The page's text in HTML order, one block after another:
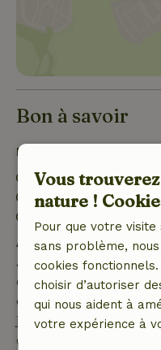
Bon à savoir
Détails du séjour
Arrivée: 15:00- 22:00
Départ: 10:00- 11:00
Annulation gratuite
Annulation gratuite
confirmation de ta
demande de
jours avant la date de
dont la date de début
Vous
nature !
Pour que votre
sans problème,
cookies
choisir d’autoriser
qui nous aident à
votre expérience à